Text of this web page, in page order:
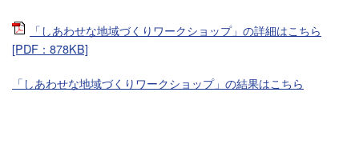
「しあわせな地域づくりワークショップ」の詳細はこちら
[PDF：878KB]
「しあわせな地域づくりワークショップ」の結果はこちら